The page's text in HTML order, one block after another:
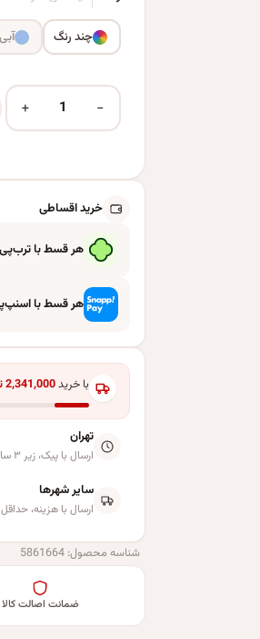
چند رنگ
تلمبه بادکنک مدل BK مجموعه 2 عددی عدد
−
+
خرید اقساطی
هر قسط با
هر قسط با
با خرید2,341,000
تهران
ارسال با پیک، زیر ۳ ساعت
سایر شهرها
ارسال با هزینه،
شناسه محصول:5861664
ضمانت اصالت کالا